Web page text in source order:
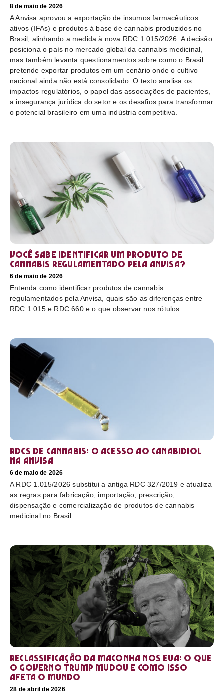
8 de maio de 2026
A Anvisa aprovou a exportação de insumos farmacêuticos
ativos (IFAs) e produtos à base de cannabis produzidos no
Brasil, alinhando a medida à nova RDC 1.015/2026. A decisão
posiciona o país no mercado global da cannabis medicinal,
mas também levanta questionamentos sobre como o Brasil
pretende exportar produtos em um cenário onde o cultivo
nacional ainda não está consolidado. O texto analisa os
impactos regulatórios, o papel das associações de pacientes,
a insegurança jurídica do setor e os desafios para transformar
o potencial brasileiro em uma indústria competitiva.
Você sabe identificar um produto de
cannabis regulamentado pela Anvisa?
6 de maio de 2026
Entenda como identificar produtos de cannabis
regulamentados pela Anvisa, quais são as diferenças entre
RDC 1.015 e RDC 660 e o que observar nos rótulos.
RDCs de cannabis: o acesso ao canabidiol
na Anvisa
6 de maio de 2026
A RDC 1.015/2026 substitui a antiga RDC 327/2019 e atualiza
as regras para fabricação, importação, prescrição,
dispensação e comercialização de produtos de cannabis
medicinal no Brasil.
Reclassificação da maconha nos EUA: o que
o governo Trump mudou e como isso
afeta o mundo
28 de abril de 2026